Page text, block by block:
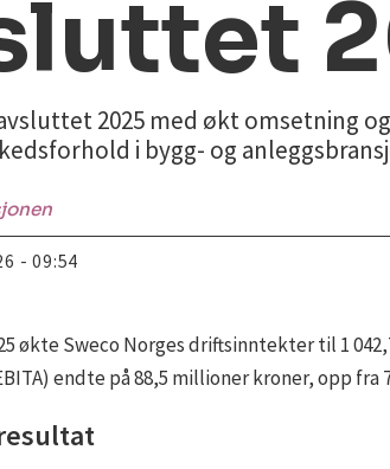
2025 med økt omsetning
i bygg- og
- 09:54
økte Sweco Norges driftsinntekter til 1
endte på 88,5 millioner kroner, opp fra